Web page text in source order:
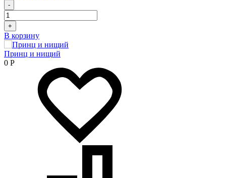
-
+
В корзину
Принц и нищий
0 Р